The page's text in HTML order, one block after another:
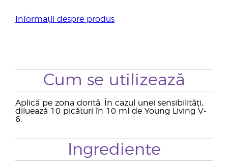
Informații despre produs
Cum se utilizează
Aplică pe zona dorită. În cazul unei sensibilități,
diluează 10 picături în 10 ml de Young Living V-
6.
Ingrediente